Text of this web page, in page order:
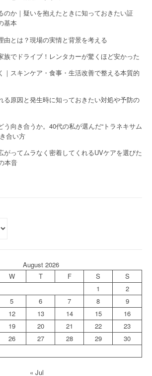
のか｜疑いを抱えたときに知っておきたい証
基本
由とは？現場の実情と背景を考える
族でドライブ！レンタカーが驚くほど安かった
｜スキンケア・食事・生活改善で整える本質的
る原因と発生時に知っておきたい対処や予防の
う向き合うか。40代の私が選んだ“トラネキサム
合い方
がってムラなく密着してくれるUVケアを選びた
本音
August 2026
W T F S
S
1
2
5 6 7 8
9
12 13 14 15
16
19 20 21 22
23
26 27 28 29
30
« Jul